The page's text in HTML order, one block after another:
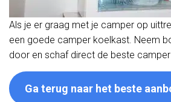
Als je er graag met je camper op
een goede camper koelkast. Neem
door en schaf direct de beste
Ga terug naar het beste